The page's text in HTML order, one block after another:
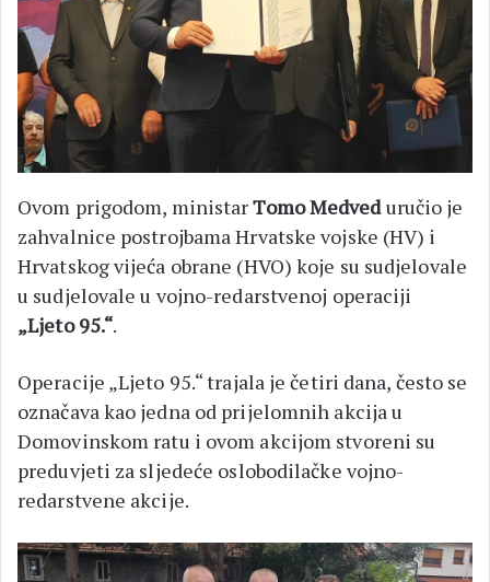
Ovom prigodom, ministarTomo Medveduručio je
zahvalnice postrojbama Hrvatske vojske (HV) i
Hrvatskog vijeća obrane (HVO) koje su sudjelovale
u sudjelovale u vojno-redarstvenoj operaciji
„Ljeto 95.“.
Operacije „Ljeto 95.“ trajala je četiri dana, često se
označava kao jedna od prijelomnih akcija u
Domovinskom ratu i ovom akcijom stvoreni su
preduvjeti za sljedeće oslobodilačke vojno-
redarstvene akcije.